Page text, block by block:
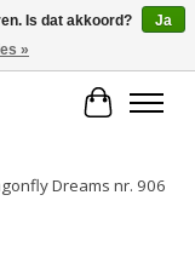
Dreams nr. 906
Is dat akkoord?
Ja
»